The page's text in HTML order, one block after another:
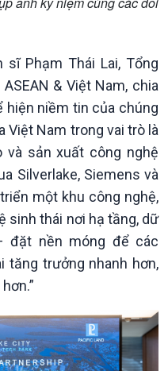
Khoa học & Công nghệ
Tin Khoa học & Công nghệ
Kết nối công nghệ
Sống chung với biến đổi
khí hậu
Phạm Thái Lai, Tổng
& Việt Nam, chia
hiện niềm tin của chúng
Việt Nam trong vai trò là
sản xuất công nghệ
Silverlake, Siemens và
một khu công nghệ,
sinh thái nơi hạ tầng, dữ
đặt nền móng để các
tăng trưởng nhanh hơn,